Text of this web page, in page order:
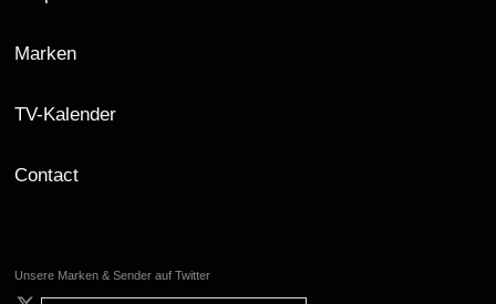
Marken
TV-Kalender
Contact
Unsere Marken & Sender auf Twitter